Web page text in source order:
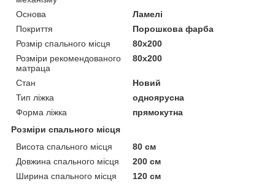
Основа
Ламелі
Покриття
Порошкова фарба
Розмір спального місця
80х200
Розміри рекомендованого
матраца
80х200
Стан
Новий
Тип ліжка
одноярусна
Форма ліжка
прямокутна
Розміри спального місця
Висота спального місця
80 см
Довжина спального місця
200 см
Ширина спального місця
120 см